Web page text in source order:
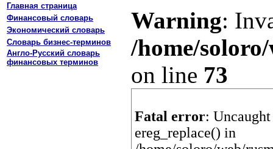
Главная страница
Финансовый словарь
Экономический словарь
Словарь бизнес-терминов
Англо-Русский словарь
финансовых терминов
Warning:
/home/
on line 73
Fatal error:
ereg_replace() in